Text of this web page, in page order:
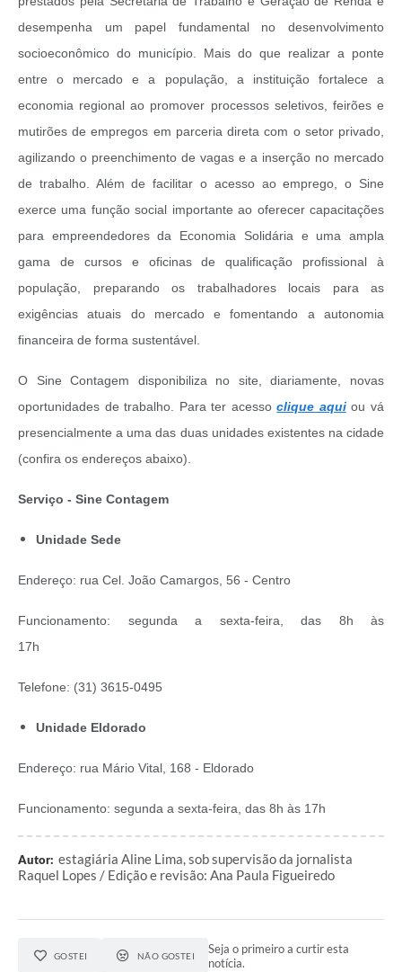
desempenha um papel fundamental no desenvolvimento
socioeconômico do município. Mais do que realizar a ponte
entre o mercado e a população, a instituição fortalece a
economia regional ao promover processos seletivos, feirões e
mutirões de empregos em parceria direta com o setor privado,
agilizando o preenchimento de vagas e a inserção no mercado
de trabalho. Além de facilitar o acesso ao emprego, o Sine
exerce uma função social importante ao oferecer capacitações
para empreendedores da Economia Solidária e uma ampla
gama de cursos e oficinas de qualificação profissional à
população, preparando os trabalhadores locais para as
exigências atuais do mercado e fomentando a autonomia
financeira de forma sustentável.
O Sine Contagem disponibiliza no site, diariamente, novas
oportunidades de trabalho. Para ter acessoclique aquiou vá
presencialmente a uma das duas unidades existentes na cidade
(confira os endereços abaixo).
Serviço - Sine Contagem
Unidade Sede
Endereço: rua Cel. João Camargos, 56 - Centro
Funcionamento: segunda a sexta-feira, das 8h às
17h
Telefone: (31) 3615-0495
Unidade Eldorado
Endereço: rua Mário Vital, 168 - Eldorado
Funcionamento: segunda a sexta-feira, das 8h às 17h
Autor: estagiária Aline Lima, sob supervisão da jornalista
Raquel Lopes / Edição e revisão: Ana Paula Figueiredo
GOSTEI NÃO GOSTEI
Seja o primeiro a curtir esta
notícia.